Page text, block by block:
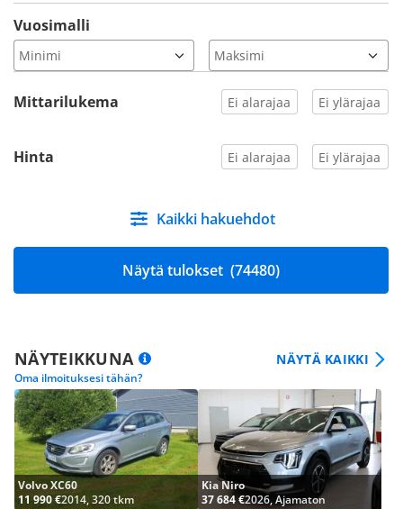
Vuosimalli
Mittarilukema
Hinta
Kaikki hakuehdot
Näytä tulokset (74480)
NÄYTEIKKUNA
Oma ilmoituksesi tähän?
NÄYTÄ KAIKKI
Volvo XC60
11 990 €2014, 320 tkm
Kia Niro
37 684 €2026, Ajamaton